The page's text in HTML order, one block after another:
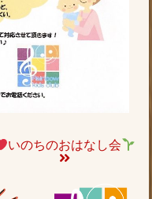
いのちのおはなし会